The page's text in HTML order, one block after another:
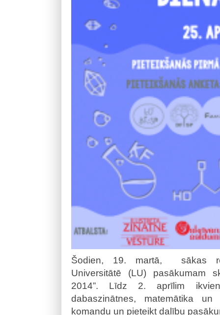
Šodien, 19. martā, sākas
Universitātē (LU) pasākumam
2014”. Līdz 2. aprīlim
dabaszinātnes, matemātika
komandu un pieteikt dalību